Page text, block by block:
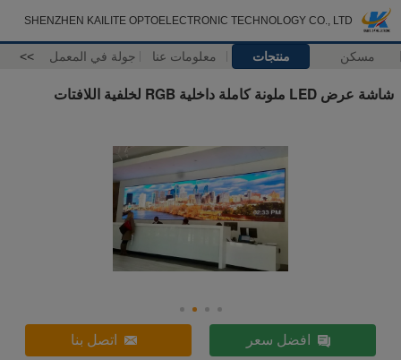
SHENZHEN KAILITE OPTOELECTRONIC TECHNOLOGY CO., LTD
مسكن منتجات معلومات عنا جولة في المعمل >>
شاشة عرض LED ملونة كاملة داخلية RGB لخلفية اللافتات
افضل سعر اتصل بنا